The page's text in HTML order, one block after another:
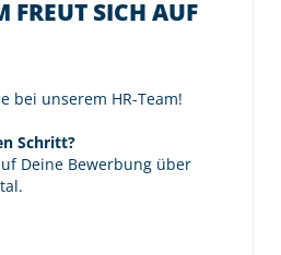
FREUT SICH AUF
bei unserem HR-Team!
Schritt?
Deine Bewerbung über